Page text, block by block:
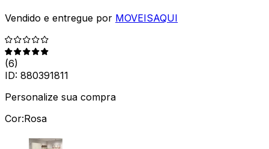
Vendido e entregue por MOVEISAQUI
(6)
ID: 880391811
Personalize sua compra
Cor:Rosa